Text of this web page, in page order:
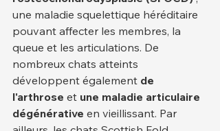
une maladie squelettique héréditaire
pouvant affecter les membres, la
queue et les articulations. De
nombreux chats atteints
développent également de
l'arthrose et une maladie articulaire
dégénérative en vieillissant. Par